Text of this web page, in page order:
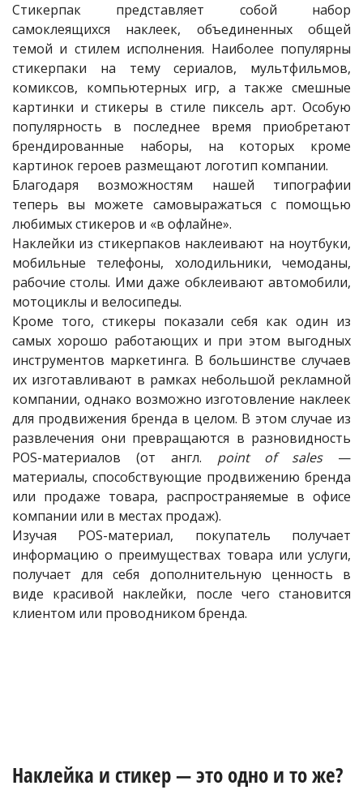
Стикерпак представляет собой набор
самоклеящихся наклеек, объединенных общей
темой и стилем исполнения. Наиболее популярны
стикерпаки на тему сериалов, мультфильмов,
комиксов, компьютерных игр, а также смешные
картинки и стикеры в стиле пиксель арт. Особую
популярность в последнее время приобретают
брендированные наборы, на которых кроме
картинок героев размещают логотип компании.
Благодаря возможностям нашей типографии
теперь вы можете самовыражаться с помощью
любимых стикеров и «в офлайне».
Наклейки из стикерпаков наклеивают на ноутбуки,
мобильные телефоны, холодильники, чемоданы,
рабочие столы. Ими даже обклеивают автомобили,
мотоциклы и велосипеды.
Кроме того, стикеры показали себя как один из
самых хорошо работающих и при этом выгодных
инструментов маркетинга. В большинстве случаев
их изготавливают в рамках небольшой рекламной
компании, однако возможно изготовление наклеек
для продвижения бренда в целом. В этом случае из
развлечения они превращаются в разновидность
POS-материалов (от англ. point of sales—
материалы, способствующие продвижению бренда
или продаже товара, распространяемые в офисе
компании или в местах продаж).
Изучая POS-материал, покупатель получает
информацию о преимуществах товара или услуги,
получает для себя дополнительную ценность в
виде красивой наклейки, после чего становится
клиентом или проводником бренда.
Наклейка и стикер — это одно и то же?